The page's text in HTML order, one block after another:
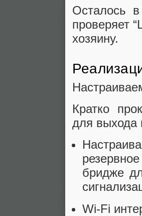
Осталось в
проверяет
хозяину.
Кратко
для выхода
бридже
Wi-Fi